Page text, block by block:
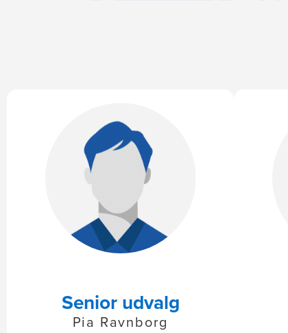
Senior udvalg
Pia Ravnborg